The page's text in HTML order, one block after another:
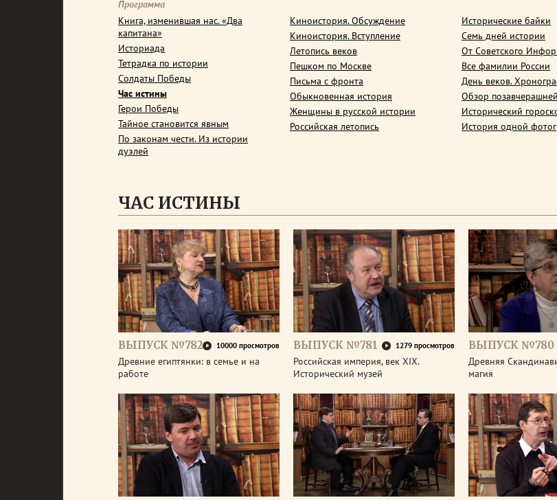
Программа
Книга, изменившая нас. «Два
капитана»
Историада
Тетрадка по истории
Солдаты Победы
Час истины
Герои Победы
Тайное становится явным
По законам чести. Из истории
дуэлей
Киноистория. Обсуждение
Киноистория. Вступление
Летопись веков
Пешком по Москве
Письма с фронта
Обыкновенная история
Женщины в русской истории
Российская летопись
Исторические байки
Семь дней истории
От Советского
Все фамилии России
День веков.
Обзор
Исторический
История одной
ЧАС ИСТИНЫ
ВЫПУСК №782 10000 просмотров
Древние египтянки: в семье и на
работе
ВЫПУСК №781 1279 просмотров
Российская империя, век XIX.
Исторический музей
ВЫПУСК №780
Древняя
магия